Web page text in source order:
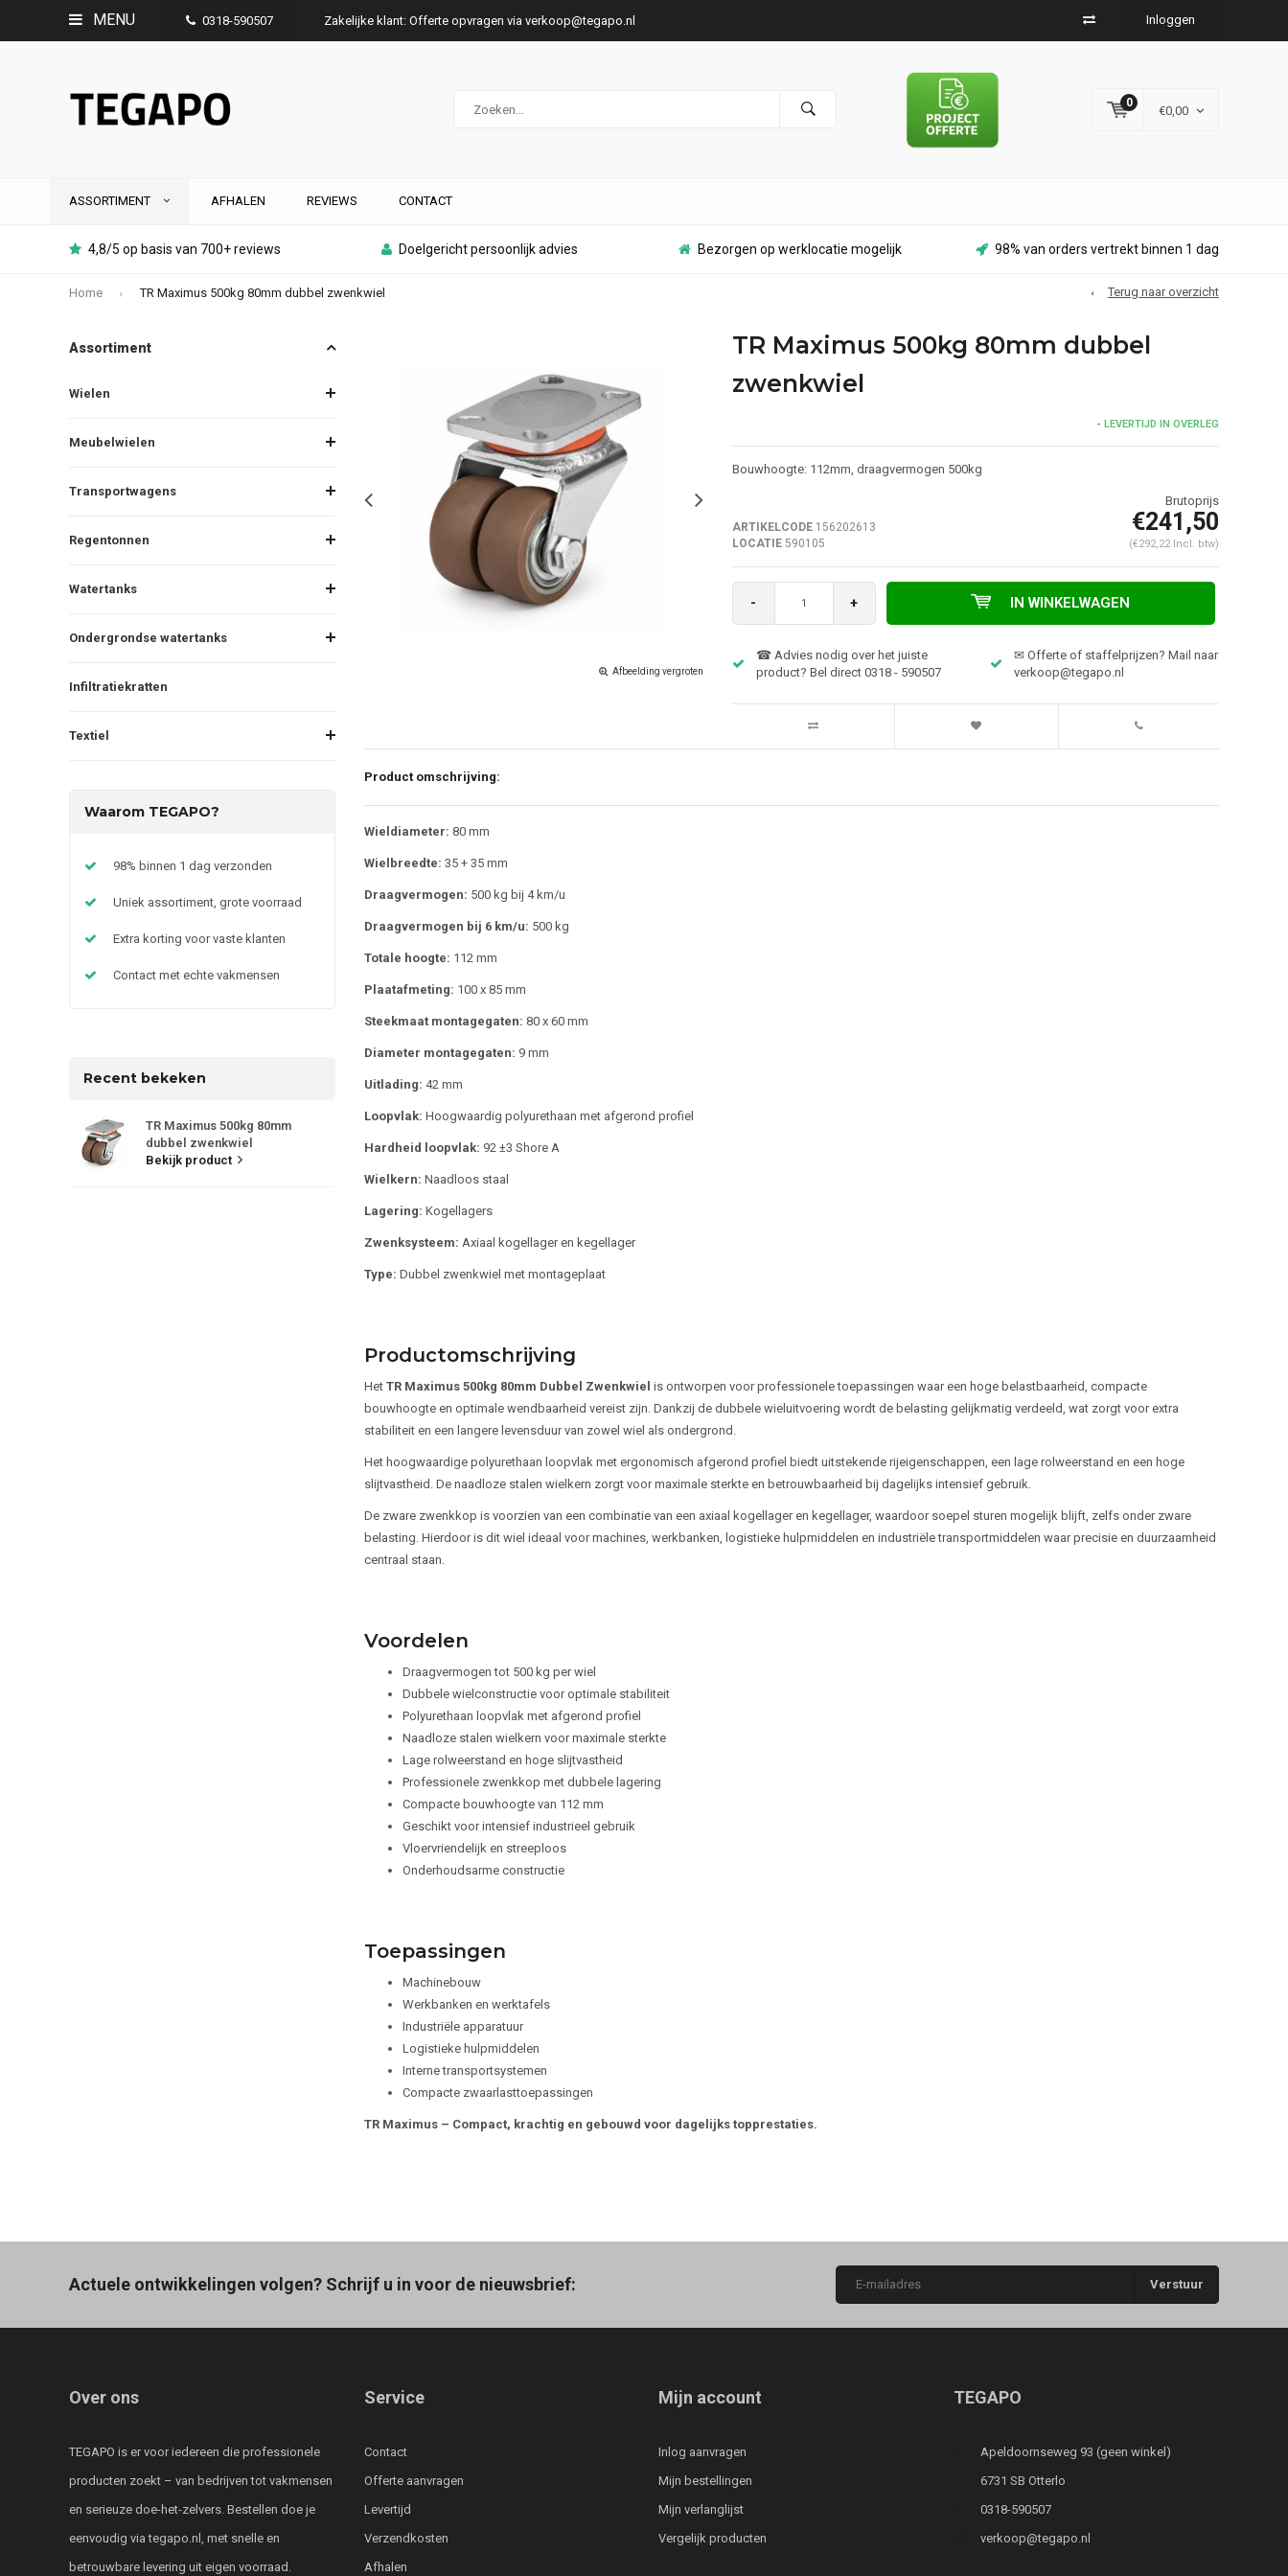
MENU 0318-590507 Zakelijke klant: Offerte opvragen via verkoop@tegapo.nl Inloggen
0
€0,00
ASSORTIMENT AFHALEN REVIEWS CONTACT
4,8/5 op basis van 700+ reviews Doelgericht persoonlijk advies Bezorgen op werklocatie mogelijk 98% van orders vertrekt binnen 1 dag
Home TR Maximus 500kg 80mm dubbel zwenkwiel Terug naar overzicht
Assortiment
Wielen
Meubelwielen
Transportwagens
Regentonnen
Watertanks
Ondergrondse watertanks
Infiltratiekratten
Textiel
Waarom TEGAPO?
98% binnen 1 dag verzonden
Uniek assortiment, grote voorraad
Extra korting voor vaste klanten
Contact met echte vakmensen
Recent bekeken
TR Maximus 500kg 80mm
dubbel zwenkwiel
Bekijk product
Afbeelding vergroten
TR Maximus 500kg 80mm dubbel
zwenkwiel
- LEVERTIJD IN OVERLEG
Bouwhoogte: 112mm, draagvermogen 500kg
ARTIKELCODE156202613
LOCATIE590105
€241,50
(€292,22 Incl. btw)
- + IN WINKELWAGEN
☎ Advies nodig over het juiste
product? Bel direct 0318 - 590507
✉ Offerte of staffelprijzen? Mail naar
verkoop@tegapo.nl
Product omschrijving:
Wieldiameter: 80 mm
Wielbreedte: 35 + 35 mm
Draagvermogen: 500 kg bij 4 km/u
Draagvermogen bij 6 km/u: 500 kg
Totale hoogte: 112 mm
Plaatafmeting: 100 x 85 mm
Steekmaat montagegaten: 80 x 60 mm
Diameter montagegaten: 9 mm
Uitlading: 42 mm
Loopvlak: Hoogwaardig polyurethaan met afgerond profiel
Hardheid loopvlak: 92 ±3 Shore A
Wielkern: Naadloos staal
Lagering: Kogellagers
Zwenksysteem: Axiaal kogellager en kegellager
Type: Dubbel zwenkwiel met montageplaat
Productomschrijving
Het TR Maximus 500kg 80mm Dubbel Zwenkwiel is ontworpen voor professionele toepassingen waar een hoge belastbaarheid, compacte
bouwhoogte en optimale wendbaarheid vereist zijn. Dankzij de dubbele wieluitvoering wordt de belasting gelijkmatig verdeeld, wat zorgt voor extra
stabiliteit en een langere levensduur van zowel wiel als ondergrond.
Het hoogwaardige polyurethaan loopvlak met ergonomisch afgerond profiel biedt uitstekende rijeigenschappen, een lage rolweerstand en een hoge
slijtvastheid. De naadloze stalen wielkern zorgt voor maximale sterkte en betrouwbaarheid bij dagelijks intensief gebruik.
De zware zwenkkop is voorzien van een combinatie van een axiaal kogellager en kegellager, waardoor soepel sturen mogelijk blijft, zelfs onder zware
belasting. Hierdoor is dit wiel ideaal voor machines, werkbanken, logistieke hulpmiddelen en industriële transportmiddelen waar precisie en duurzaamheid
centraal staan.
Voordelen
Draagvermogen tot 500 kg per wiel
Dubbele wielconstructie voor optimale stabiliteit
Polyurethaan loopvlak met afgerond profiel
Naadloze stalen wielkern voor maximale sterkte
Lage rolweerstand en hoge slijtvastheid
Professionele zwenkkop met dubbele lagering
Compacte bouwhoogte van 112 mm
Geschikt voor intensief industrieel gebruik
Vloervriendelijk en streeploos
Onderhoudsarme constructie
Toepassingen
Machinebouw
Werkbanken en werktafels
Industriële apparatuur
Logistieke hulpmiddelen
Interne transportsystemen
Compacte zwaarlasttoepassingen
TR Maximus – Compact, krachtig en gebouwd voor dagelijks topprestaties.
Actuele ontwikkelingen volgen? Schrijf u in voor de nieuwsbrief: Verstuur
Over ons
TEGAPO is er voor iedereen die professionele
producten zoekt – van bedrijven tot vakmensen
en serieuze doe-het-zelvers. Bestellen doe je
eenvoudig via tegapo.nl, met snelle en
betrouwbare levering uit eigen voorraad.
Service
Contact
Offerte aanvragen
Levertijd
Verzendkosten
Afhalen
Mijn account
Inlog aanvragen
Mijn bestellingen
Mijn verlanglijst
Vergelijk producten
TEGAPO
Apeldoornseweg 93 (geen winkel)
6731 SB Otterlo
0318-590507
verkoop@tegapo.nl